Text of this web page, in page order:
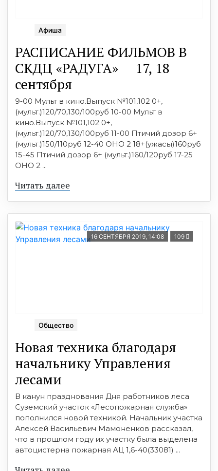
Афиша
РАСПИСАНИЕ ФИЛЬМОВ В
СКДЦ «РАДУГА» 17, 18
сентября
9-00 Мульт в кино.Выпуск №101,102 0+,
(мульт.)120/70,130/100руб 10-00 Мульт в
кино.Выпуск №101,102 0+,
(мульт.)120/70,130/100руб 11-00 Птичий дозор 6+
(мульт.)150/110руб 12-40 ОНО 2 18+(ужасы)160руб
15-45 Птичий дозор 6+ (мульт.)160/120руб 17-25
ОНО 2 ...
Читать далее
16 СЕНТЯБРЯ 2019, 14:08 109
Общество
Новая техника благодаря
начальнику Управления
лесами
В канун празднования Дня работников леса
Суземский участок «Лесопожарная служба»
пополнился новой техникой. Начальник участка
Алексей Васильевич Мамоненков рассказал,
что в прошлом году их участку была выделена
автоцистерна пожарная АЦ 1,6-40(33081) ...